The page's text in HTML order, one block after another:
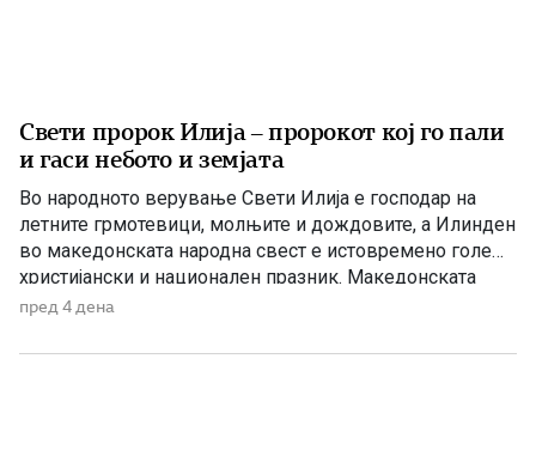
Свети пророк Илија – пророкот кој го пали
и гаси небото и земјата
Во народното верување Свети Илија е господар на
летните грмотевици, молњите и дождовите, а Илинден
во македонската народна свест е истовремено голем
христијански и национален празник. Македонската
православна црква – Охридска архиепископија на 2
празнува Светиот пророк Илија – Илинден. Свети
пред 4 дена